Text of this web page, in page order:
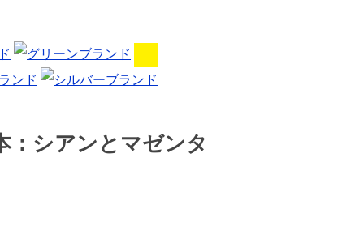
：シアンとマゼンタ